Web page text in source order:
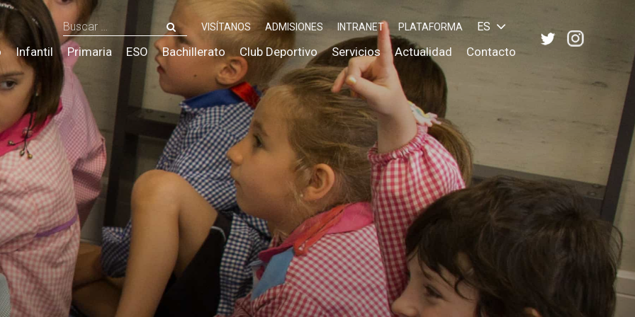
Buscar: VISÍTANOS ADMISIONES INTRANET PLATAFORMA ES
Infantil Primaria ESO Bachillerato Club Deportivo Servicios Actualidad Contacto